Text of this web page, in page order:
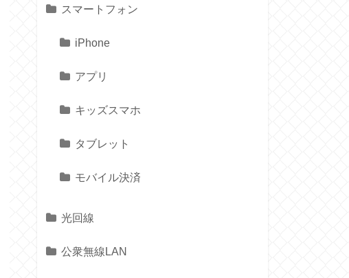
スマートフォン
iPhone
アプリ
キッズスマホ
タブレット
モバイル決済
光回線
公衆無線LAN